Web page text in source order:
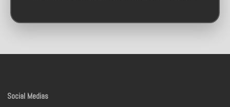
Social Medias